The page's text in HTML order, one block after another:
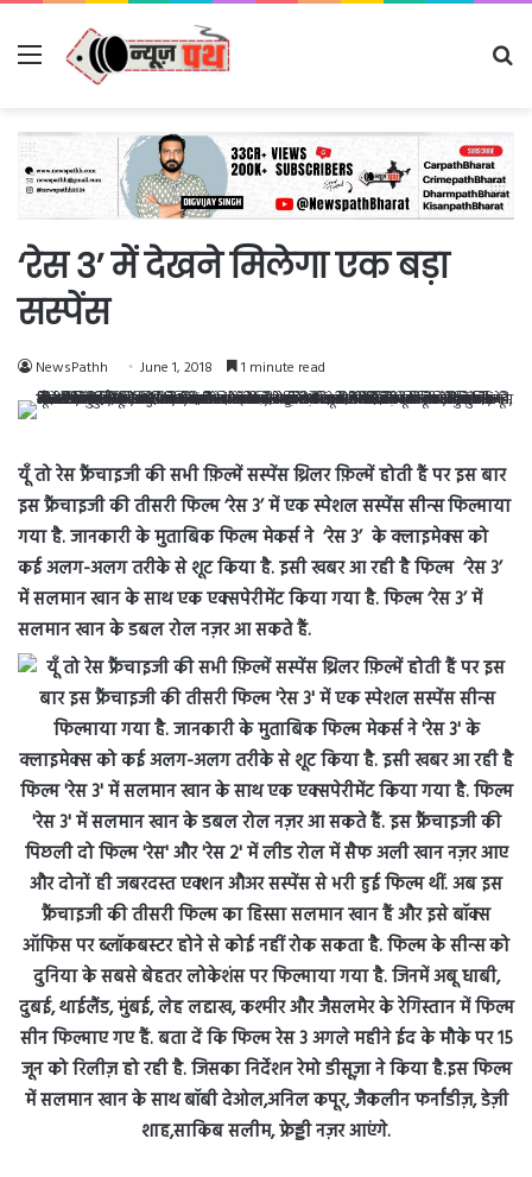
Menu
‘रेस 3’ में देखने मिलेगा एक बड़ा
सस्पेंस
NewsPathh June 1, 2018 1 minute read
यूँ तो रेस फ्रैंचाइजी की सभी फ़िल्में सस्पेंस थ्रिलर फ़िल्में होती हैं पर इस बार
इस फ्रैंचाइजी की तीसरी फिल्म ‘रेस 3’ में एक स्पेशल सस्पेंस सीन्स फिल्माया
गया है. जानकारी के मुताबिक फिल्म मेकर्स ने ‘रेस 3’ के क्लाइमेक्स को
कई अलग-अलग तरीके से शूट किया है. इसी खबर आ रही है फिल्म ‘रेस 3’
में सलमान खान के साथ एक एक्सपेरीमेंट किया गया है. फिल्म ‘रेस 3’ में
सलमान खान के डबल रोल नज़र आ सकते हैं.